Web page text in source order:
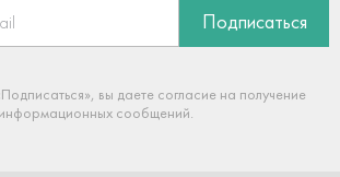
Подписаться
вы даете согласие на получение
информационных сообщений.